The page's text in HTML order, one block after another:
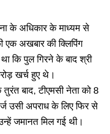
के अधिकार के माध्यम से
एक अखबार की क्लिपिंग
कि पुल गिरने के बाद श्री
खर्च हुए थे।
बाद, टीएमसी नेता को 8
उसी अपराध के लिए फिर से
जमानत मिल गई थी।